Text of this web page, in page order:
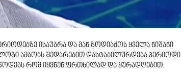
ისაუბრა და მან ზოდიაქოს ყველა ნიშანი
ამბობს შედარებით დასტაბილურდება პერიოდი
რომ იყვნენ ფრთხილად და ყურადღებით.